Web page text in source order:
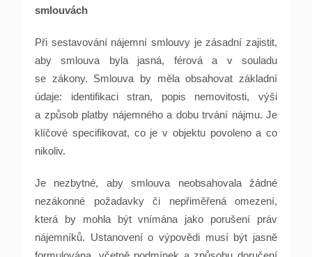
smlouvách
Při sestavování nájemní smlouvy je zásadní zajistit,
aby smlouva byla jasná, férová a v souladu
se zákony. Smlouva by měla obsahovat základní
údaje: identifikaci stran, popis nemovitosti, výši
a způsob platby nájemného a dobu trvání nájmu. Je
klíčové specifikovat, co je v objektu povoleno a co
nikoliv.
Je nezbytné, aby smlouva neobsahovala žádné
nezákonné požadavky či nepřiměřená omezení,
která by mohla být vnímána jako porušení práv
nájemníků. Ustanovení o výpovědi musí být jasně